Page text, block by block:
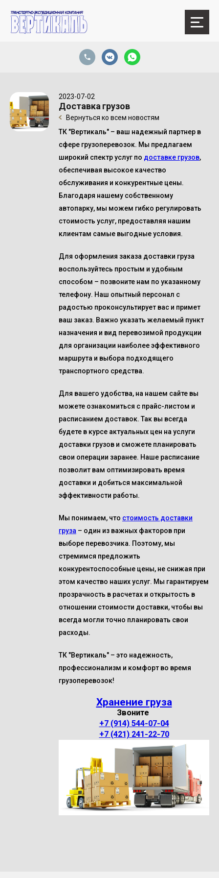
2023-07-02
Доставка грузов
Вернуться ко всем новостям
ТК "Вертикаль" – ваш надежный партнер в
сфере грузоперевозок. Мы предлагаем
широкий спектр услуг по доставке грузов,
обеспечивая высокое качество
обслуживания и конкурентные цены.
Благодаря нашему собственному
автопарку, мы можем гибко регулировать
стоимость услуг, предоставляя нашим
клиентам самые выгодные условия.
Для оформления заказа доставки груза
воспользуйтесь простым и удобным
способом – позвоните нам по указанному
телефону. Наш опытный персонал с
радостью проконсультирует вас и примет
ваш заказ. Важно указать желаемый пункт
назначения и вид перевозимой продукции
для организации наиболее эффективного
маршрута и выбора подходящего
транспортного средства.
Для вашего удобства, на нашем сайте вы
можете ознакомиться с прайс-листом и
расписанием доставок. Так вы всегда
будете в курсе актуальных цен на услуги
доставки грузов и сможете планировать
свои операции заранее. Наше расписание
позволит вам оптимизировать время
доставки и добиться максимальной
эффективности работы.
Мы понимаем, что стоимость доставки
груза – один из важных факторов при
выборе перевозчика. Поэтому, мы
стремимся предложить
конкурентоспособные цены, не снижая при
этом качество наших услуг. Мы гарантируем
прозрачность в расчетах и открытость в
отношении стоимости доставки, чтобы вы
всегда могли точно планировать свои
расходы.
ТК "Вертикаль" – это надежность,
профессионализм и комфорт во время
грузоперевозок!
Хранение груза
Звоните
+7 (914) 544-07-04
+7 (421) 241-22-70